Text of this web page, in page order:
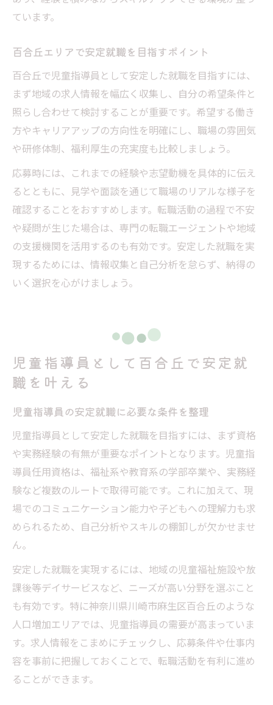
ています。
百合丘エリアで安定就職を目指すポイント
百合丘で児童指導員として安定した就職を目指すには、
まず地域の求人情報を幅広く収集し、自分の希望条件と
照らし合わせて検討することが重要です。希望する働き
方やキャリアアップの方向性を明確にし、職場の雰囲気
や研修体制、福利厚生の充実度も比較しましょう。
応募時には、これまでの経験や志望動機を具体的に伝え
るとともに、見学や面談を通じて職場のリアルな様子を
確認することをおすすめします。転職活動の過程で不安
や疑問が生じた場合は、専門の転職エージェントや地域
の支援機関を活用するのも有効です。安定した就職を実
現するためには、情報収集と自己分析を怠らず、納得の
いく選択を心がけましょう。
児童指導員として百合丘で安定就
職を叶える
児童指導員の安定就職に必要な条件を整理
児童指導員として安定した就職を目指すには、まず資格
や実務経験の有無が重要なポイントとなります。児童指
導員任用資格は、福祉系や教育系の学部卒業や、実務経
験など複数のルートで取得可能です。これに加えて、現
場でのコミュニケーション能力や子どもへの理解力も求
められるため、自己分析やスキルの棚卸しが欠かせませ
ん。
安定した就職を実現するには、地域の児童福祉施設や放
課後等デイサービスなど、ニーズが高い分野を選ぶこと
も有効です。特に神奈川県川崎市麻生区百合丘のような
人口増加エリアでは、児童指導員の需要が高まっていま
す。求人情報をこまめにチェックし、応募条件や仕事内
容を事前に把握しておくことで、転職活動を有利に進め
ることができます。